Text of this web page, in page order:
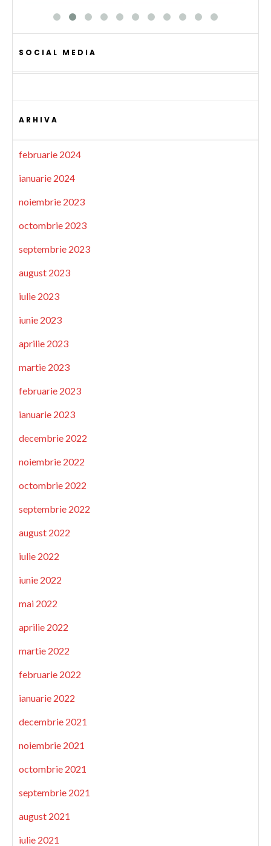
SOCIAL MEDIA
ARHIVA
februarie 2024
ianuarie 2024
noiembrie 2023
octombrie 2023
septembrie 2023
august 2023
iulie 2023
iunie 2023
aprilie 2023
martie 2023
februarie 2023
ianuarie 2023
decembrie 2022
noiembrie 2022
octombrie 2022
septembrie 2022
august 2022
iulie 2022
iunie 2022
mai 2022
aprilie 2022
martie 2022
februarie 2022
ianuarie 2022
decembrie 2021
noiembrie 2021
octombrie 2021
septembrie 2021
august 2021
iulie 2021